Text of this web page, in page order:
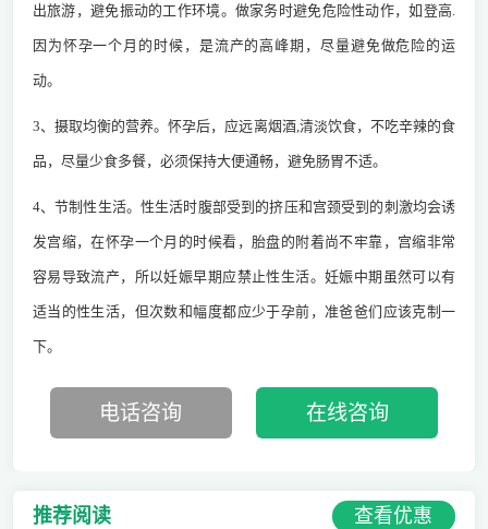
出旅游，避免振动的工作环境。做家务时避免危险性动作，如登高.
因为怀孕一个月的时候，是流产的高峰期，尽量避免做危险的运
动。
3、摄取均衡的营养。怀孕后，应远离烟酒,清淡饮食，不吃辛辣的食
品，尽量少食多餐，必须保持大便通畅，避免肠胃不适。
4、节制性生活。性生活时腹部受到的挤压和宫颈受到的刺激均会诱
发宫缩，在怀孕一个月的时候看，胎盘的附着尚不牢靠，宫缩非常
容易导致流产，所以妊娠早期应禁止性生活。妊娠中期虽然可以有
适当的性生活，但次数和幅度都应少于孕前，准爸爸们应该克制一
下。
电话咨询 在线咨询
推荐阅读 查看优惠